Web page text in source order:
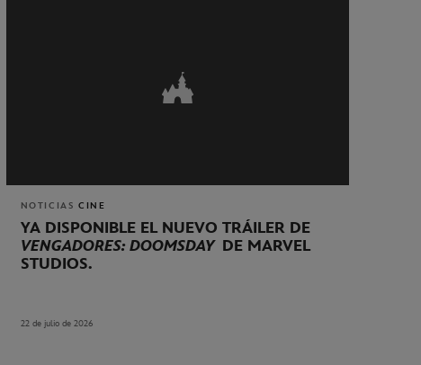
NOTICIAS CINE
YA DISPONIBLE EL NUEVO TRÁILER DE
VENGADORES: DOOMSDAYDE MARVEL
STUDIOS.
22 de julio de 2026